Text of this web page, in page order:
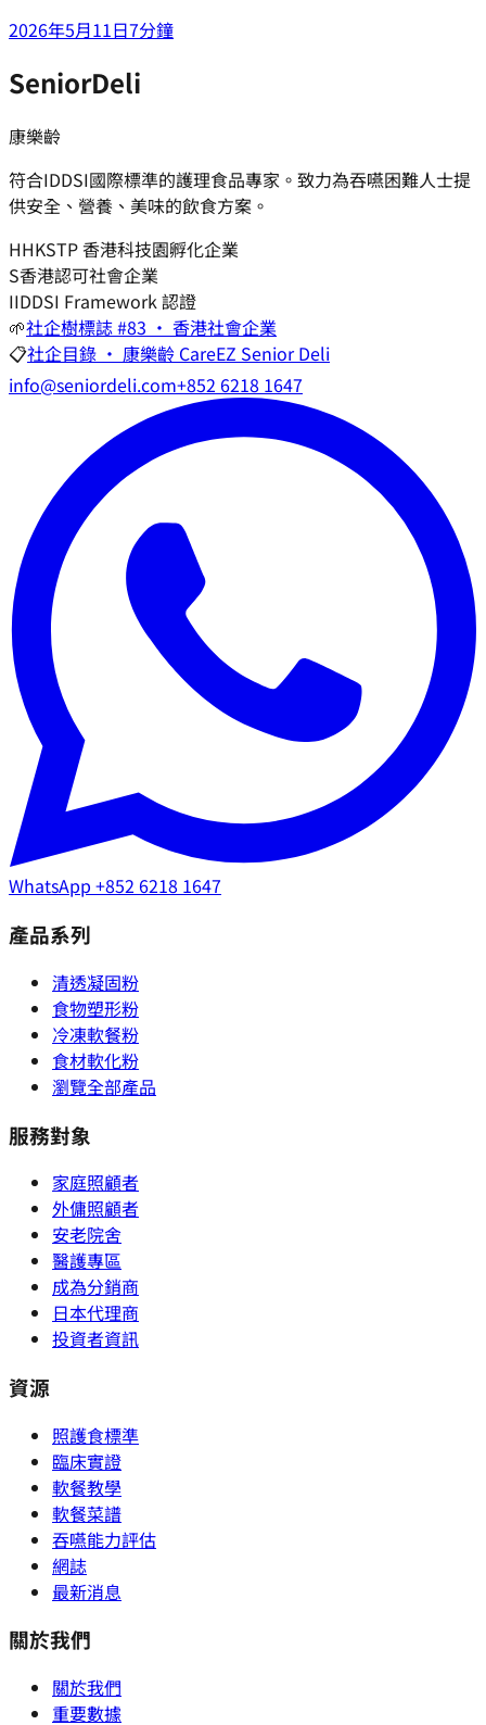
2026年5月11日7分鐘
SeniorDeli
康樂齡
符合IDDSI國際標準的護理食品專家。致力為吞嚥困難人士提
供安全、營養、美味的飲食方案。
HHKSTP 香港科技園孵化企業
S香港認可社會企業
IIDDSI Framework 認證
🌱社企樹標誌 #83 · 香港社會企業
📋社企目錄 · 康樂齡 CareEZ Senior Deli
info@seniordeli.com+852 6218 1647
WhatsApp +852 6218 1647
產品系列
清透凝固粉
食物塑形粉
冷凍軟餐粉
食材軟化粉
瀏覽全部產品
服務對象
家庭照顧者
外傭照顧者
安老院舍
醫護專區
成為分銷商
日本代理商
投資者資訊
資源
照護食標準
臨床實證
軟餐教學
軟餐菜譜
吞嚥能力評估
網誌
最新消息
關於我們
關於我們
重要數據